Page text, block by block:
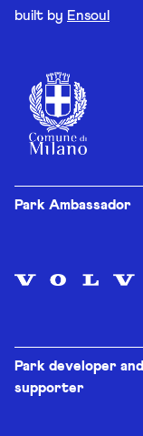
built by Ensoul
Park Ambassador
Park developer and
supporter